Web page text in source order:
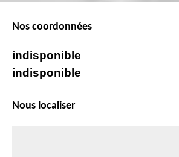
Nos coordonnées
indisponible
indisponible
Nous localiser